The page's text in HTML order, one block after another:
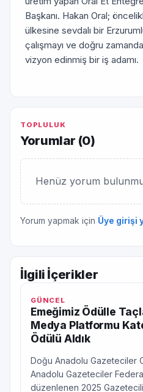
Başkanı. Hakan Oral;
ülkesine sevdalı bir
çalışmayı ve doğru
vizyon edinmiş bir iş adamı.
TOPLULUK
Yorumlar (0)
Henüz yorum
Yorum yapmak için Üye girişi
İlgili İçerikler
GÜNCEL
Emeğimiz Ödülle
Medya Platformu
Ödülü Aldık
Doğu Anadolu Gazeteciler
Anadolu Gazeteciler
düzenlenen 2025